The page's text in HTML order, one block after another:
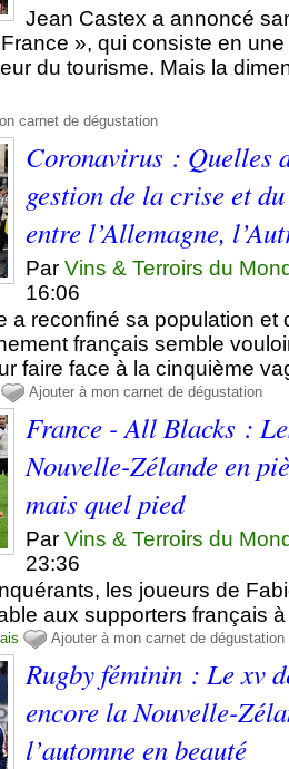
Jean Castex a annoncé
», qui consiste en
du tourisme. Mais la
carnet de dégustation
Coronavirus : Quelles
gestion de la crise et
entre l’Allemagne,
ParVins & Terroirs du
16:06
a reconfiné sa population et
français semble
faire face à la cinquième
Ajouter à mon carnet de dégustation
France - All Blacks :
Nouvelle-Zélande en
mais quel pied
ParVins & Terroirs du
23:36
les joueurs de
aux supporters français
Ajouter à mon carnet de dégustation
Rugby féminin : Le xv
encore la Nouvelle-
l’automne en beauté